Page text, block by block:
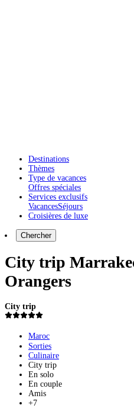
Destinations
Thèmes
Type de vacances
Offres spéciales
Services exclusifs
VacancesSéjours
Croisières de luxe
Chercher
City trip
Orangers
City trip
Maroc
Sorties
Culinaire
City trip
En solo
En couple
Amis
+7